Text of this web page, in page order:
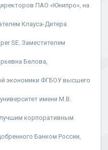
ПАО «Юнипро», на
Клауса-Дитера
SE. Заместителем
Белова,
экономики ФГБОУ высшего
имени М.В.
корпоративным
Банком России,